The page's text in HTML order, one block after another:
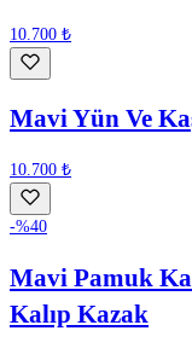
10.700 ₺
Mavi Yün Ve
10.700 ₺
-%40
Mavi Pamuk
Kalıp Kazak